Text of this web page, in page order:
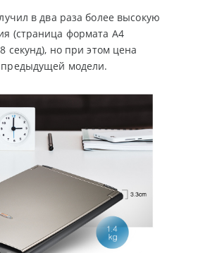
в два раза более высокую
(страница формата A4
секунд), но при этом цена
модели.